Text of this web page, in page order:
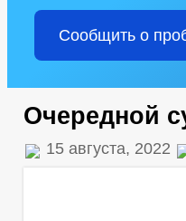
Сообщить о
Очередной
15 августа, 2022